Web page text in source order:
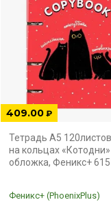
409.00 ₽
Тетрадь А5
на кольцах
обложка, Феникс+
Феникс+ (PhoenixPlus)